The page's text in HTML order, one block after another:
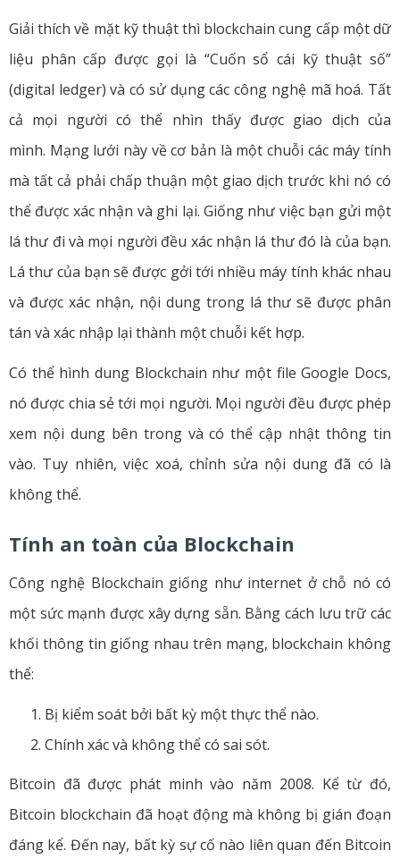
Giải thích về mặt kỹ thuật thì blockchain cung cấp một dữ
liệu phân cấp được gọi là “Cuốn sổ cái kỹ thuật số”
(digital ledger) và có sử dụng các công nghệ mã hoá. Tất
cả mọi người có thể nhìn thấy được giao dịch của
mình. Mạng lưới này về cơ bản là một chuỗi các máy tính
mà tất cả phải chấp thuận một giao dịch trước khi nó có
thể được xác nhận và ghi lại. Giống như việc bạn gửi một
lá thư đi và mọi người đều xác nhận lá thư đó là của bạn.
Lá thư của bạn sẽ được gởi tới nhiều máy tính khác nhau
và được xác nhận, nội dung trong lá thư sẽ được phân
tán và xác nhập lại thành một chuỗi kết hợp.
Có thể hình dung Blockchain như một file Google Docs,
nó được chia sẻ tới mọi người. Mọi người đều được phép
xem nội dung bên trong và có thể cập nhật thông tin
vào. Tuy nhiên, việc xoá, chỉnh sửa nội dung đã có là
không thể.
Tính an toàn của Blockchain
Công nghệ Blockchain giống như internet ở chỗ nó có
một sức mạnh được xây dựng sẵn. Bằng cách lưu trữ các
khối thông tin giống nhau trên mạng, blockchain không
thể:
Bị kiểm soát bởi bất kỳ một thực thể nào.
Chính xác và không thể có sai sót.
Bitcoin đã được phát minh vào năm 2008. Kể từ đó,
Bitcoin blockchain đã hoạt động mà không bị gián đoạn
đáng kể. Đến nay, bất kỳ sự cố nào liên quan đến Bitcoin